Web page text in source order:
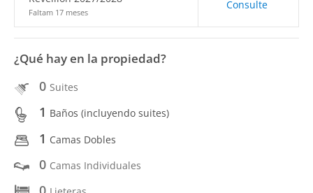
Faltam 17 meses
Consulte
¿Qué hay en la propiedad?
0 Suites
1 Baños (incluyendo suites)
1 Camas Dobles
0 Camas Individuales